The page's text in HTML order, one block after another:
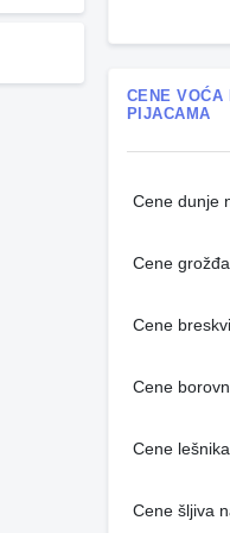
CENE VOĆA
PIJACAMA
Cene dunje
Cene
Cene
Cene
Cene
Cene šljiva